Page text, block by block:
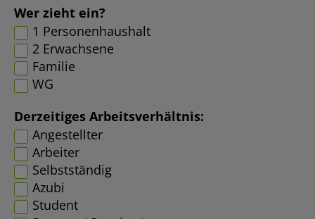
Wer zieht ein?
1 Personenhaushalt
2 Erwachsene
Familie
WG
Derzeitiges Arbeitsverhältnis:
Angestellter
Arbeiter
Selbstständig
Azubi
Student